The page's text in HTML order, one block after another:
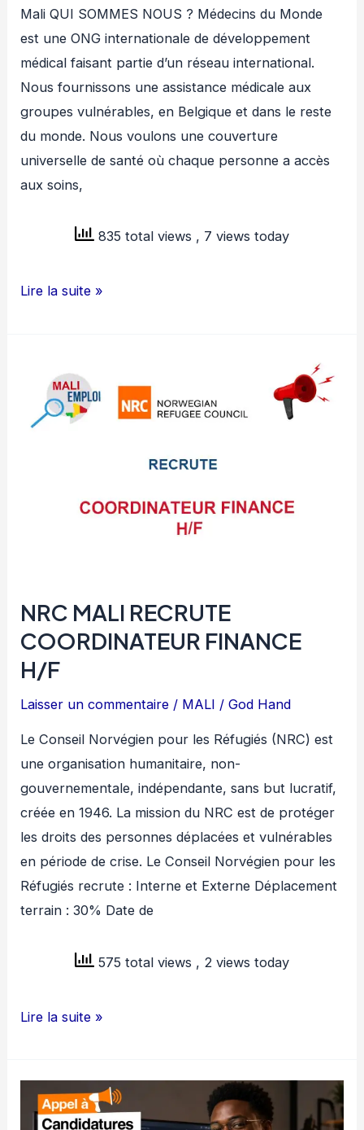
Mali QUI SOMMES NOUS ? Médecins du Monde
est une ONG internationale de développement
médical faisant partie d’un réseau international.
Nous fournissons une assistance médicale aux
groupes vulnérables, en Belgique et dans le reste
du monde. Nous voulons une couverture
universelle de santé où chaque personne a accès
aux soins,
835 total views , 7 views today
MEDECINS
COUNTRY
PROGRAM
Lire la suite »
NRC MALI RECRUTE
COORDINATEUR FINANCE
H/F
Laisser un commentaire / MALI /God Hand
Le Conseil Norvégien pour les Réfugiés (NRC) est
une organisation humanitaire, non-
gouvernementale, indépendante, sans but lucratif,
créée en 1946. La mission du NRC est de protéger
les droits des personnes déplacées et vulnérables
en période de crise. Le Conseil Norvégien pour les
Réfugiés recrute : Interne et Externe Déplacement
terrain : 30% Date de
575 total views , 2 views today
NRC
COORDINATEUR
FINANCE
Lire la suite »